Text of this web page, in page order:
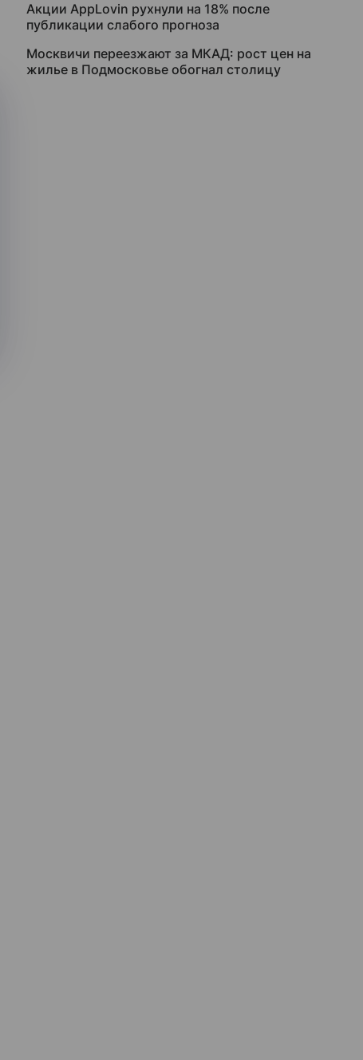
Акции AppLovin рухнули на 18% после
публикации слабого прогноза
Москвичи переезжают за МКАД: рост цен на
жилье в Подмосковье обогнал столицу